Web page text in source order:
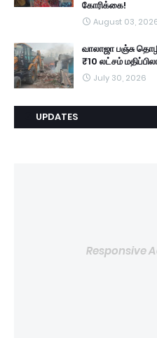
கோரிக்கை!
August 03,
வாலாஜா பஞ்சு
₹10 லட்சம்
July 30, 2026
UPDATES
Responsive